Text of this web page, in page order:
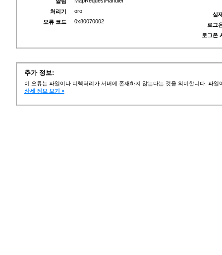
처리기
oro
오류 코드
0x80070002
실
로그
로그온
추가 정보:
이 오류는 파일이나 디렉터리가 서버에 존재하지 않는다는 것을 의미합니다. 파
상세 정보 보기 »